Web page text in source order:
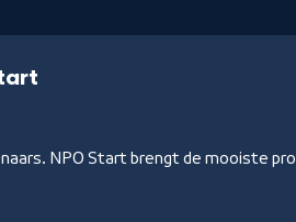
NPO Start brengt de mooiste